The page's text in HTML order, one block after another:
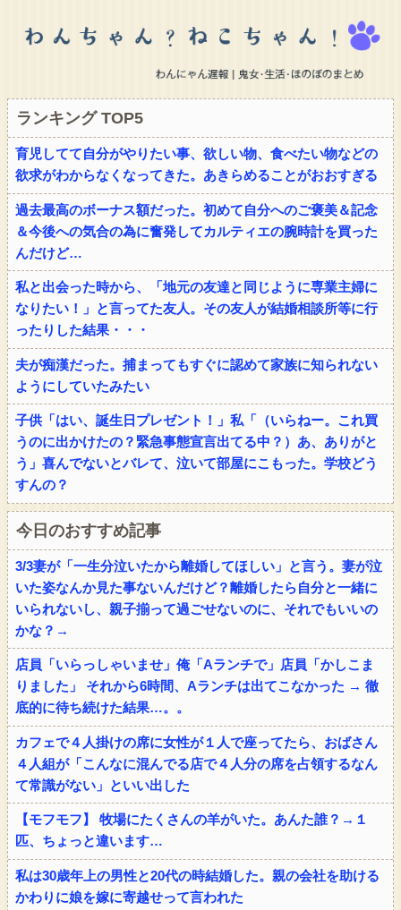
ランキング TOP5
育児してて自分がやりたい事、欲しい物、食べたい物などの
欲求がわからなくなってきた。あきらめることがおおすぎる
過去最高のボーナス額だった。初めて自分へのご褒美＆記念
＆今後への気合の為に奮発してカルティエの腕時計を買った
んだけど…
私と出会った時から、「地元の友達と同じように専業主婦に
なりたい！」と言ってた友人。その友人が結婚相談所等に行
ったりした結果・・・
夫が痴漢だった。捕まってもすぐに認めて家族に知られない
ようにしていたみたい
子供「はい、誕生日プレゼント！」私「（いらねー。これ買
うのに出かけたの？緊急事態宣言出てる中？）あ、ありがと
う」喜んでないとバレて、泣いて部屋にこもった。学校どう
すんの？
今日のおすすめ記事
3/3妻が「一生分泣いたから離婚してほしい」と言う。妻が泣
いた姿なんか見た事ないんだけど？離婚したら自分と一緒に
いられないし、親子揃って過ごせないのに、それでもいいの
かな？→
店員「いらっしゃいませ」俺「Aランチで」店員「かしこま
りました」 それから6時間、Aランチは出てこなかった → 徹
底的に待ち続けた結果…。。
カフェで４人掛けの席に女性が１人で座ってたら、おばさん
４人組が「こんなに混んでる店で４人分の席を占領するなん
て常識がない」といい出した
【モフモフ】 牧場にたくさんの羊がいた。あんた誰？→１
匹、ちょっと違います…
私は30歳年上の男性と20代の時結婚した。親の会社を助ける
かわりに娘を嫁に寄越せって言われた